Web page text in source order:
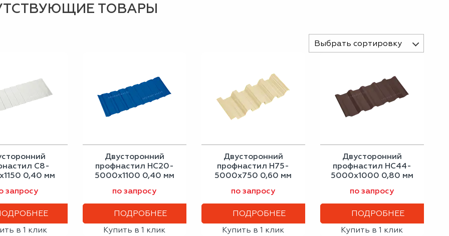
ТОВАРЫ
Выбрать сортировку
С8-
0,40 мм
запросу
в 1 клик
Двусторонний
профнастил НС20-
5000х1100 0,40 мм
по запросу
ПОДРОБНЕЕ
Купить в 1 клик
Двусторонний
профнастил Н75-
5000х750 0,60 мм
по запросу
ПОДРОБНЕЕ
Купить в 1 клик
Двусторонний
профнастил НС44-
5000х1000 0,80 мм
коричневый
по запросу
ПОДРОБНЕЕ
Купить в 1 клик